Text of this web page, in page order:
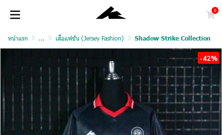
0
หน้าแรก ... เสื้อแฟชั่น (Jersey Fashion) Shadow Strike Collection
-42%